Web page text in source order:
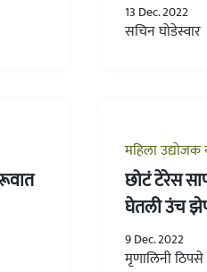
13 Dec. 2022
सचिन घोडेस्वार
महिला
छोटं टेरेस
घेतली उंच
9 Dec. 2022
मृणालिनी ठिपसे